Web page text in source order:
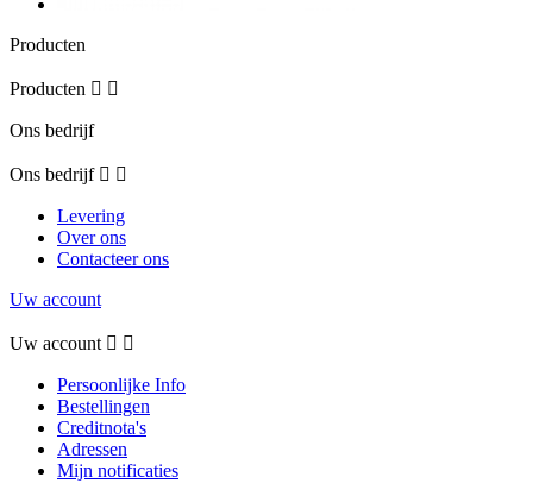
Producten
Producten  
Ons bedrijf
Ons bedrijf  
Levering
Over ons
Contacteer ons
Uw account
Uw account  
Persoonlijke Info
Bestellingen
Creditnota's
Adressen
Mijn notificaties